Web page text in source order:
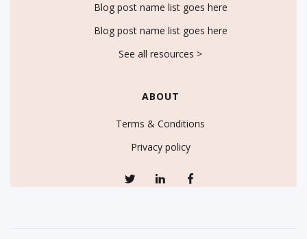
Blog post name list goes here
Blog post name list goes here
See all resources >
ABOUT
Terms & Conditions
Privacy policy